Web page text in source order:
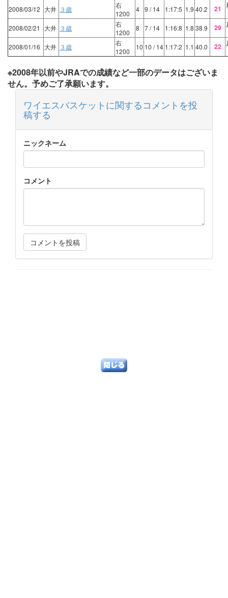
2008/03/12 大井 ３歳
右
1200
4 9 / 14 1:17:5 1.9 40.2 21
2008/02/21
大井 ３歳
右
1200
8 7/ 14 1:16:8 1.8 38.9 29
2008/01/16 大井 ３歳
右
1200
10 10 / 14 1:17:2 1.1 40.0 22
※2008年以前やJRAでの成績など一部のデータはございま
せん。予めご了承願います。
ワイエスバスケットに関するコメントを投
稿する
ニックネーム
コメント